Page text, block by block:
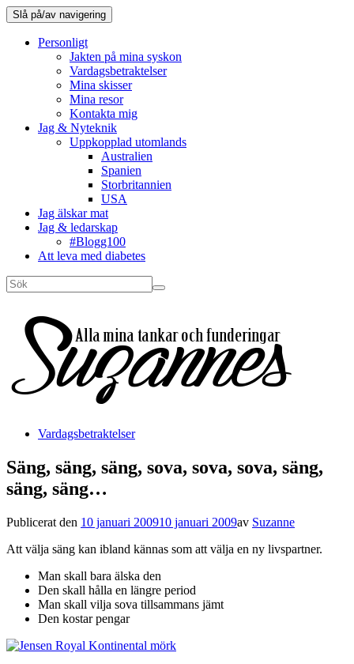
Slå på/av navigering
Personligt
Jakten på mina syskon
Vardagsbetraktelser
Mina skisser
Mina resor
Kontakta mig
Jag & Nyteknik
Uppkopplad utomlands
Australien
Spanien
Storbritannien
USA
Jag älskar mat
Jag & ledarskap
#Blogg100
Att leva med diabetes
Vardagsbetraktelser
Säng, säng, säng, sova, sova, sova, säng,
säng, säng…
Publicerat den 10 januari 200910 januari 2009av Suzanne
Att välja säng kan ibland kännas som att välja en ny livspartner.
Man skall bara älska den
Den skall hålla en längre period
Man skall vilja sova tillsammans jämt
Den kostar pengar